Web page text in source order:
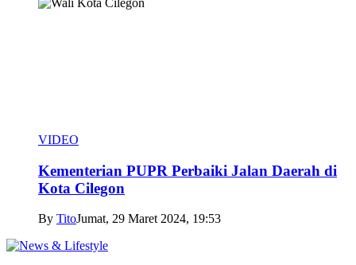
VIDEO
Kementerian PUPR Perbaiki Jalan Daerah di
Kota Cilegon
By TitoJumat, 29 Maret 2024, 19:53